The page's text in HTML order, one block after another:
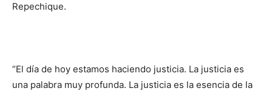
Repechique.
“El día de hoy estamos haciendo justicia. La justicia es
una palabra muy profunda. La justicia es la esencia de la